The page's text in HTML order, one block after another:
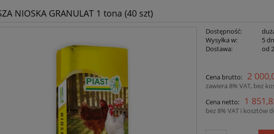
NIOSKA GRANULAT 1 tona (40 szt)
Dostępność:
Wysyłka w:
5
Dostawa:
od
Cena brutto: 2
zawiera 8% VAT, bez
Cena netto:
1
bez 8% VAT i kosztów